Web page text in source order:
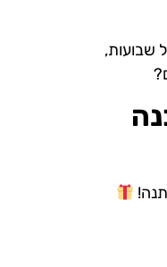
שבועות,